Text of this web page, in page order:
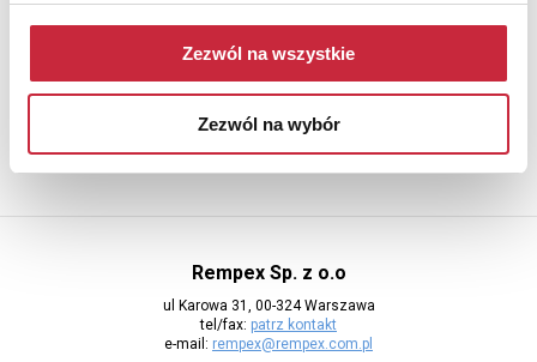
Zezwól na wszystkie
Zezwól na wybór
Aby otrzymywać informacje o nowych aukcjach, prosimy podać
adres e-mail
Rempex Sp. z o.o
ul Karowa 31, 00-324 Warszawa
tel/fax: patrz kontakt
e-mail: rempex@rempex.com.pl